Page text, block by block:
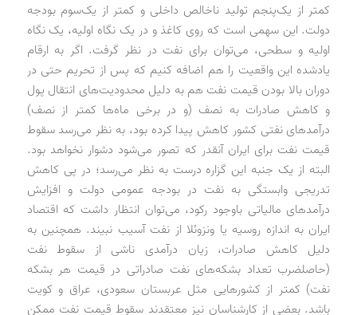
کمتر از یک‌پنجم تولید ناخالص داخلی و کمتر از یک‌سوم بودجه
دولت. این سهمی است که روی کاغذ و در یک نگاه اولیه، یک نگاه
اولیه و سطحی، می‌توان برای نفت در نظر گرفت. اگر به ارقام
یادشده این واقعیت را هم اضافه کنیم که پس از تحریم حتی در
دوران بالا بودن قیمت نفت هم به دلیل محدودیت‌های انتقال پول
و کاهش صادرات به نصف (و در برخی ماه‌ها کمتر از نصف)
درآمدهای نفتی کشور کاهش پیدا کرده بود، به نظر می‌رسد سقوط
قیمت نفت برای ایران آنقدر که تصور می‌شود دشوار نخواهد بود.
البته از یک جنبه این گزاره درست به نظر می‌رسد؛ در پی کاهش
تدریجی وابستگی به نفت در بودجه عمومی دولت و افزایش
درآمدهای مالیاتی باوجود رکود، می‌توان انتظار داشت که اقتصاد
ایران به اندازه روسیه یا ونزوئلا از نفت آسیب نبیند. همچنین به
دلیل کاهش صادرات، زیان درآمدی ناشی از سقوط نفت
(حاصلضرب تعداد بشکه‌های نفت صادراتی در قیمت هر بشکه
نفت) کمتر از کشورهایی مثل عربستان سعودی، عراق و کویت
باشد. بعضی از کارشناسان نیز معتقدند سقوط قیمت نفت ممکن